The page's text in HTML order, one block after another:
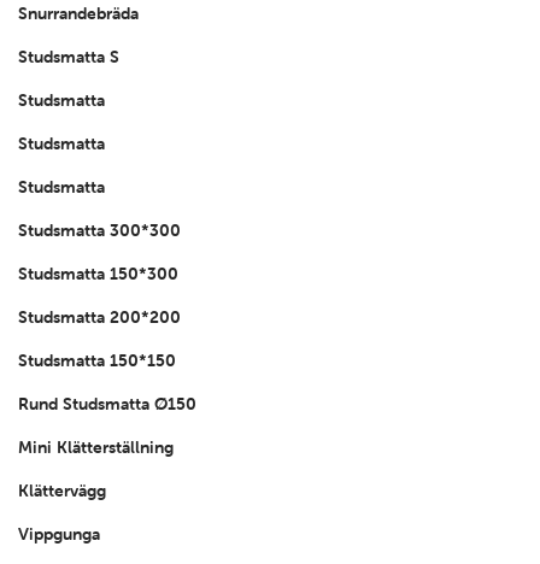
Snurrandebräda
Studsmatta S
Studsmatta
Studsmatta
Studsmatta
Studsmatta 300*300
Studsmatta 150*300
Studsmatta 200*200
Studsmatta 150*150
Rund Studsmatta Ø150
Mini Klätterställning
Klättervägg
Vippgunga